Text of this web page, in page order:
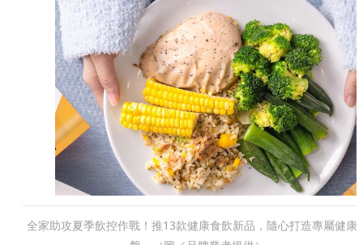
全家助攻夏季飲控作戰！推13款健康食飲新品，隨心打造專屬健康